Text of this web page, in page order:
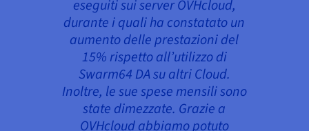
eseguiti sui server OVHcloud,
durante i quali ha constatato un
aumento delle prestazioni del
15% rispetto all’utilizzo di
Swarm64 DA su altri Cloud.
Inoltre, le sue spese mensili sono
state dimezzate. Grazie a
OVHcloud abbiamo potuto